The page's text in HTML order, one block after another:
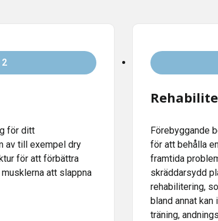
2
för ditt
av till exempel dry
för att förbättra
att slappna
Förebyggande
för att behålla
framtida
skräddarsydd
rehabilitering,
bland annat
träning,